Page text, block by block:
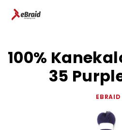
100%
35
EBRAID